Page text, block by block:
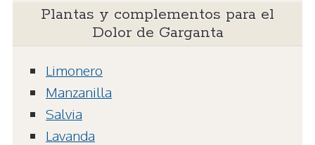
Plantas y complementos para el
Dolor de Garganta
Limonero
Manzanilla
Salvia
Lavanda